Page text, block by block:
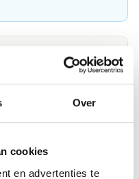
Over
cookies
en advertenties te
een advertentie?
niet goed of kom je een
het ons weten via
kijken er graag naar.